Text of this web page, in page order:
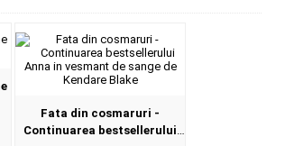
Fata din cosmaruri -
Continuarea bestsellerului